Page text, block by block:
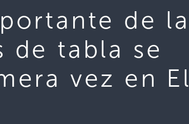
de la
de tabla se
vez en El